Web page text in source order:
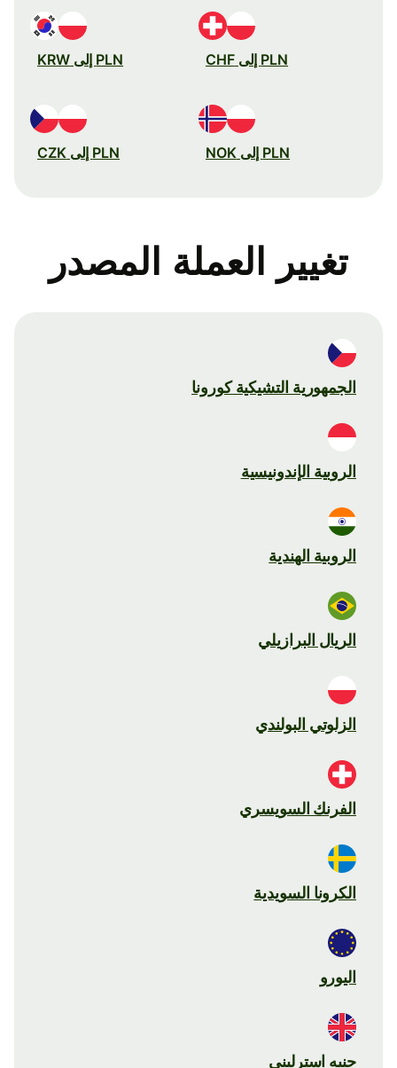
PLN إلى CHF PLN إلى KRW
PLN إلى NOK PLN إلى CZK
تغيير العملة المصدر
الجمهورية التشيكية كورونا
الروبية الإندونيسية
الروبية الهندية
الريال البرازيلي
الزلوتي البولندي
الفرنك السويسري
الكرونا السويدية
اليورو
جنيه استرليني